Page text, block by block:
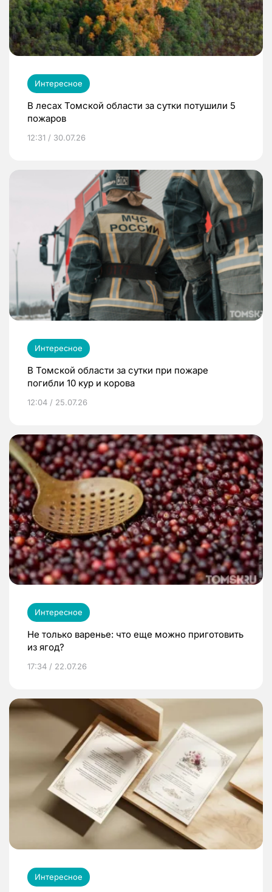
Интересное
В лесах Томской области за сутки потушили 5
пожаров
12:31 / 30.07.26
Интересное
В Томской области за сутки при пожаре
погибли 10 кур и корова
12:04 / 25.07.26
Интересное
Не только варенье: что еще можно приготовить
из ягод?
17:34 / 22.07.26
Интересное